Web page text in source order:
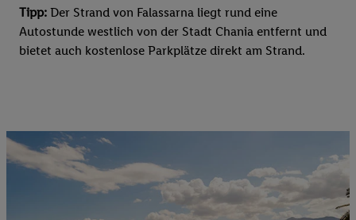
Tipp: Der Strand von Falassarna liegt rund eine
Autostunde westlich von der Stadt Chania entfernt und
bietet auch kostenlose Parkplätze direkt am Strand.